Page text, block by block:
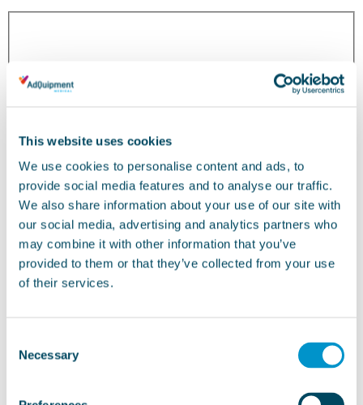
This website uses cookies
We use cookies to personalise content and ads, to
provide social media features and to analyse our traffic.
We also share information about your use of our site with
our social media, advertising and analytics partners who
may combine it with other information that you’ve
provided to them or that they’ve collected from your use
of their services.
Selection
Necessary